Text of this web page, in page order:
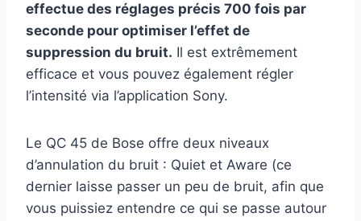
effectue des réglages précis 700 fois par
seconde pour optimiser l’effet de
suppression du bruit. Il est extrêmement
efficace et vous pouvez également régler
l’intensité via l’application Sony.
Le QC 45 de Bose offre deux niveaux
d’annulation du bruit : Quiet et Aware (ce
dernier laisse passer un peu de bruit, afin que
vous puissiez entendre ce qui se passe autour